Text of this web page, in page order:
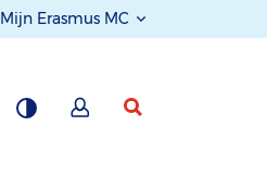
Mijn Erasmus MC